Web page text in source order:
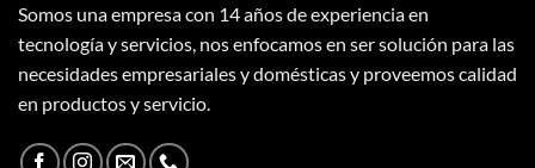
Somos una empresa con 14 años de experiencia en
tecnología y servicios, nos enfocamos en ser solución para las
necesidades empresariales y domésticas y proveemos calidad
en productos y servicio.